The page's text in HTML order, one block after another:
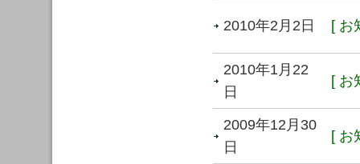
2010年2月2日 [ お
2010年1月22
日
[ お
2009年12月30
日
[ お